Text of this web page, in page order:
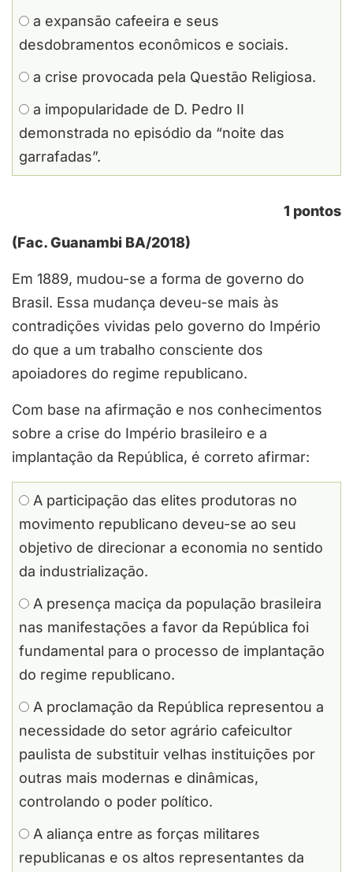
a expansão cafeeira e seus
desdobramentos econômicos e sociais.
a crise provocada pela Questão Religiosa.
a impopularidade de D. Pedro II
demonstrada no episódio da “noite das
garrafadas”.
1 pontos
(Fac. Guanambi BA/2018)
Em 1889, mudou-se a forma de governo do
Brasil. Essa mudança deveu-se mais às
contradições vividas pelo governo do Império
do que a um trabalho consciente dos
apoiadores do regime republicano.
Com base na afirmação e nos conhecimentos
sobre a crise do Império brasileiro e a
implantação da República, é correto afirmar:
A participação das elites produtoras no
movimento republicano deveu-se ao seu
objetivo de direcionar a economia no sentido
da industrialização.
A presença maciça da população brasileira
nas manifestações a favor da República foi
fundamental para o processo de implantação
do regime republicano.
A proclamação da República representou a
necessidade do setor agrário cafeicultor
paulista de substituir velhas instituições por
outras mais modernas e dinâmicas,
controlando o poder político.
A aliança entre as forças militares
republicanas e os altos representantes da